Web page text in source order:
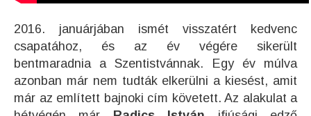
2016. januárjában ismét visszatért kedvenc
csapatához, és az év végére sikerült
bentmaradnia a Szentistvánnak. Egy év múlva
azonban már nem tudták elkerülni a kiesést, amit
már az említett bajnoki cím követett. Az alakulat a